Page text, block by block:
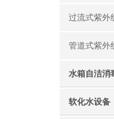
过流式紫外
管道式紫外
水箱自洁消
软化水设备